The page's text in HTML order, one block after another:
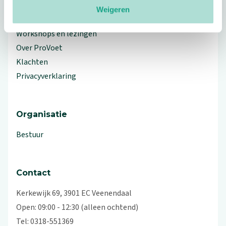
Weigeren
Workshops en lezingen
Over ProVoet
Klachten
Privacyverklaring
Organisatie
Bestuur
Contact
Kerkewijk 69, 3901 EC Veenendaal
Open: 09:00 - 12:30 (alleen ochtend)
Tel: 0318-551369